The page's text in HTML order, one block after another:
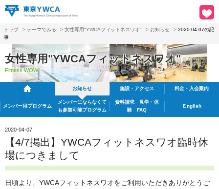
トップ > テーマでみる > 女性専用"YWCAフィットネスワオ" > お知らせ > 2020-04-07の記
事
女性専用"YWCAフィットネスワオ"
Fitness WOW
お知らせ 施設・アクセス 料金・入会案内
メンバー用プログラム
メンバーにならなくて
も参加可能プログラム
資料請求
見学・体
験 FAQ
Ｅnglish
2020-04-07
【4/7掲出】YWCAフィットネスワオ臨時休
場につきまして
日頃より、YWCAフィットネスワオをご利用いただきありがとうご